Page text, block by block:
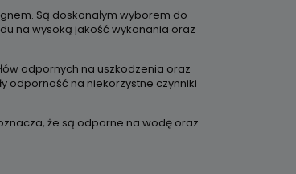
Są doskonałym wyborem do
na wysoką jakość wykonania oraz
odpornych na uszkodzenia oraz
odporność na niekorzystne czynniki
że są odporne na wodę oraz